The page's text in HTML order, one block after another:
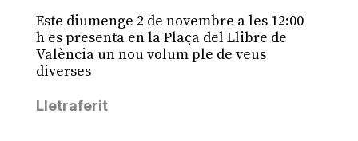
Este diumenge 2 de novembre a les 12:00
h es presenta en la Plaça del Llibre de
València un nou volum ple de veus
diverses
Lletraferit